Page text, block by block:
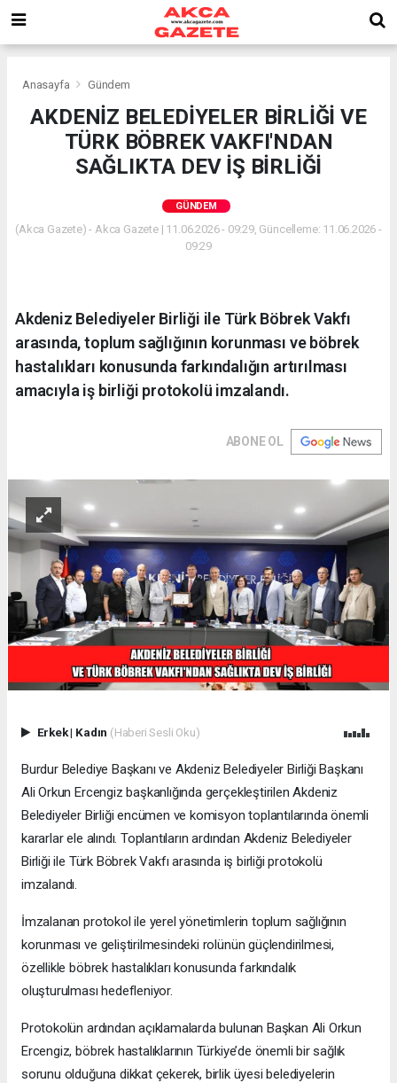
Anasayfa Gündem
AKDENİZ BELEDİYELER BİRLİĞİ VE
TÜRK BÖBREK VAKFI'NDAN
SAĞLIKTA DEV İŞ BİRLİĞİ
GÜNDEM
(Akca Gazete) - Akca Gazete | 11.06.2026 - 09:29, Güncelleme: 11.06.2026 -
09:29
Akdeniz Belediyeler Birliği ile Türk Böbrek Vakfı
arasında, toplum sağlığının korunması ve böbrek
hastalıkları konusunda farkındalığın artırılması
amacıyla iş birliği protokolü imzalandı.
ABONE OL
Erkek| Kadın (Haberi Sesli Oku)
Burdur Belediye Başkanı ve Akdeniz Belediyeler Birliği Başkanı
Ali Orkun Ercengiz başkanlığında gerçekleştirilen Akdeniz
Belediyeler Birliği encümen ve komisyon toplantılarında önemli
kararlar ele alındı. Toplantıların ardından Akdeniz Belediyeler
Birliği ile Türk Böbrek Vakfı arasında iş birliği protokolü
imzalandı.
İmzalanan protokol ile yerel yönetimlerin toplum sağlığının
korunması ve geliştirilmesindeki rolünün güçlendirilmesi,
özellikle böbrek hastalıkları konusunda farkındalık
oluşturulması hedefleniyor.
Protokolün ardından açıklamalarda bulunan Başkan Ali Orkun
Ercengiz, böbrek hastalıklarının Türkiye’de önemli bir sağlık
sorunu olduğuna dikkat çekerek, birlik üyesi belediyelerin